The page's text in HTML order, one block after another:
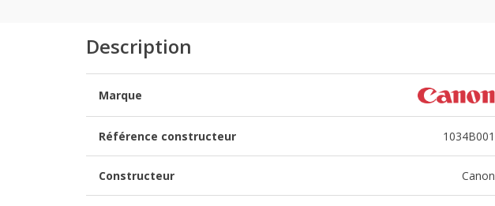
Description
Marque
Référence constructeur 1034B001
Constructeur Canon